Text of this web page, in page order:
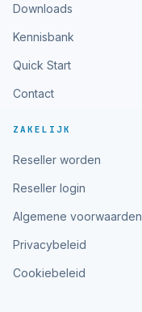
Downloads
Kennisbank
Quick Start
Contact
ZAKELIJK
Reseller worden
Reseller login
Algemene voorwaarden
Privacybeleid
Cookiebeleid